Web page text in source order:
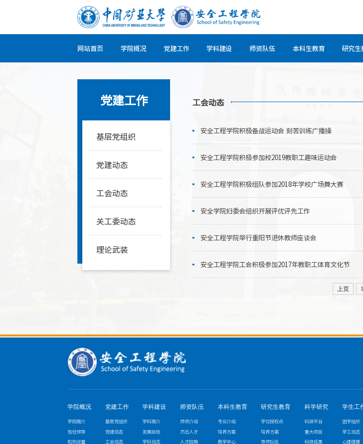
网站首页 学院概况 党建工作 学科建设 师资队伍 本科生教育 研究生
党建工作
基层党组织
党建动态
工会动态
关工委动态
理论武装
工会动态
安全工程学院积极备战运动会 刻苦训练广播操
安全工程学院积极参加校2019教职工趣味运动会
安全工程学院积极组队参加2018年学校广场舞大赛
安全学院妇委会组织开展评优评先工作
安全工程学院举行重阳节退休教师座谈会
安全工程学院工会积极参加2017年教职工体育文化节
上页 1
学院概况
学院简介
现任领导
机构设置
党建工作
基层党组织
党建动态
工会动态
学科建设
学科简介
发展目标
学科动态
师资队伍
师资介绍
杰出人才
人才招聘
本科生教育
专业介绍
培养方案
教学中心
研究生教育
学位授权点
培养方案
导师队伍
科学研究
科研平台
重大项目
科研成果
学生工
团学组织
学工动态
心理健康